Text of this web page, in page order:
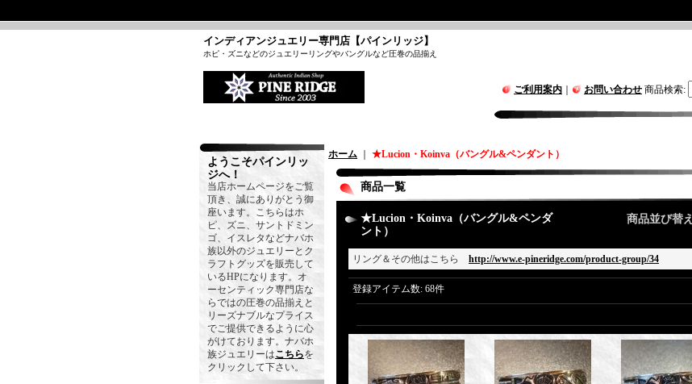
インディアンジュエリー専門店【パインリッジ】
ホピ・ズニなどのジュエリーリングやバングルなど圧巻の品揃え
ご利用案内 お問い合わせ 商品検索:
ようこそパインリッ
ジへ！
当店ホームページをご覧
頂き、誠にありがとう御
座います。こちらはホ
ピ、ズニ、サントドミン
ゴ、イスレタなどナバホ
族以外のジュエリーとク
ラフトグッズを販売して
いるHPになります。オ
ーセンティック専門店な
らではの圧巻の品揃えと
リーズナブルなプライス
でご提供できるように心
がけております。ナバホ
族ジュエリーはこちらを
クリックして下さい。
ホーム ★Lucion・Koinva（バングル&ペンダント）
商品一覧
★Lucion・Koinva（バングル&ペンダ
ント）
商品並び替え
リング＆その他はこちら http://www.e-pineridge.com/product-group/34
登録アイテム数: 68件